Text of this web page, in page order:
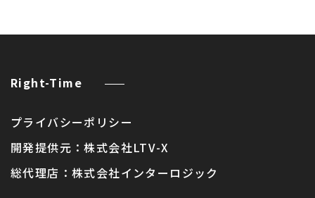
Right-Time
プライバシーポリシー
開発提供元：株式会社LTV-X
総代理店： 株式会社インターロジック